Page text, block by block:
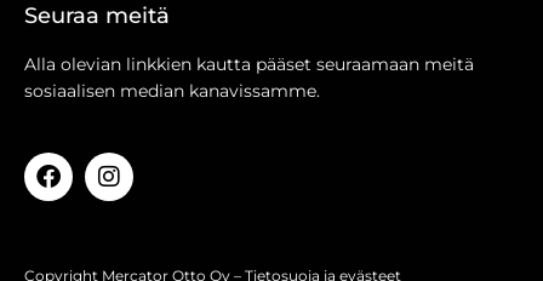
Seuraa meitä
Alla olevian linkkien kautta pääset seuraamaan meitä
sosiaalisen median kanavissamme.
Copyright Mercator Otto Oy – Tietosuoja ja evästeet